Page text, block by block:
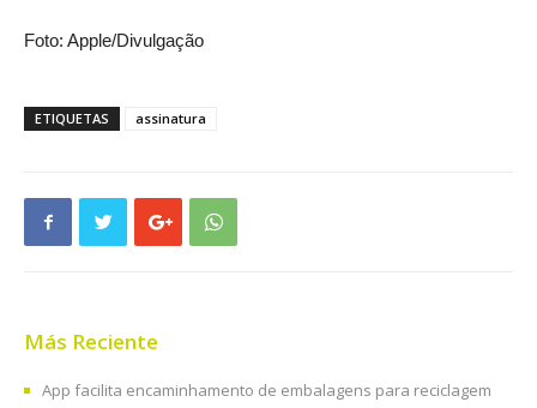
Foto: Apple/Divulgação
ETIQUETAS assinatura
Más Reciente
App facilita encaminhamento de embalagens para reciclagem